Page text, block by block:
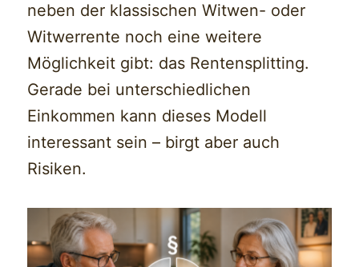
neben der klassischen Witwen- oder
Witwerrente noch eine weitere
Möglichkeit gibt: das Rentensplitting.
Gerade bei unterschiedlichen
Einkommen kann dieses Modell
interessant sein – birgt aber auch
Risiken.